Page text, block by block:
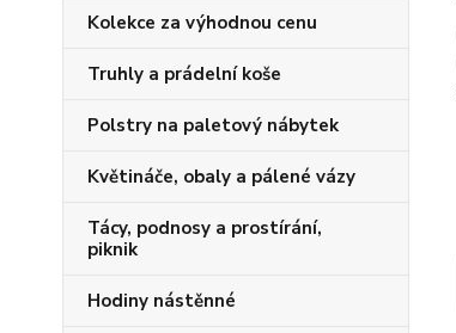
Kolekce za výhodnou cenu
Truhly a prádelní koše
Polstry na paletový nábytek
Květináče, obaly a pálené vázy
Tácy, podnosy a prostírání,
piknik
Hodiny nástěnné